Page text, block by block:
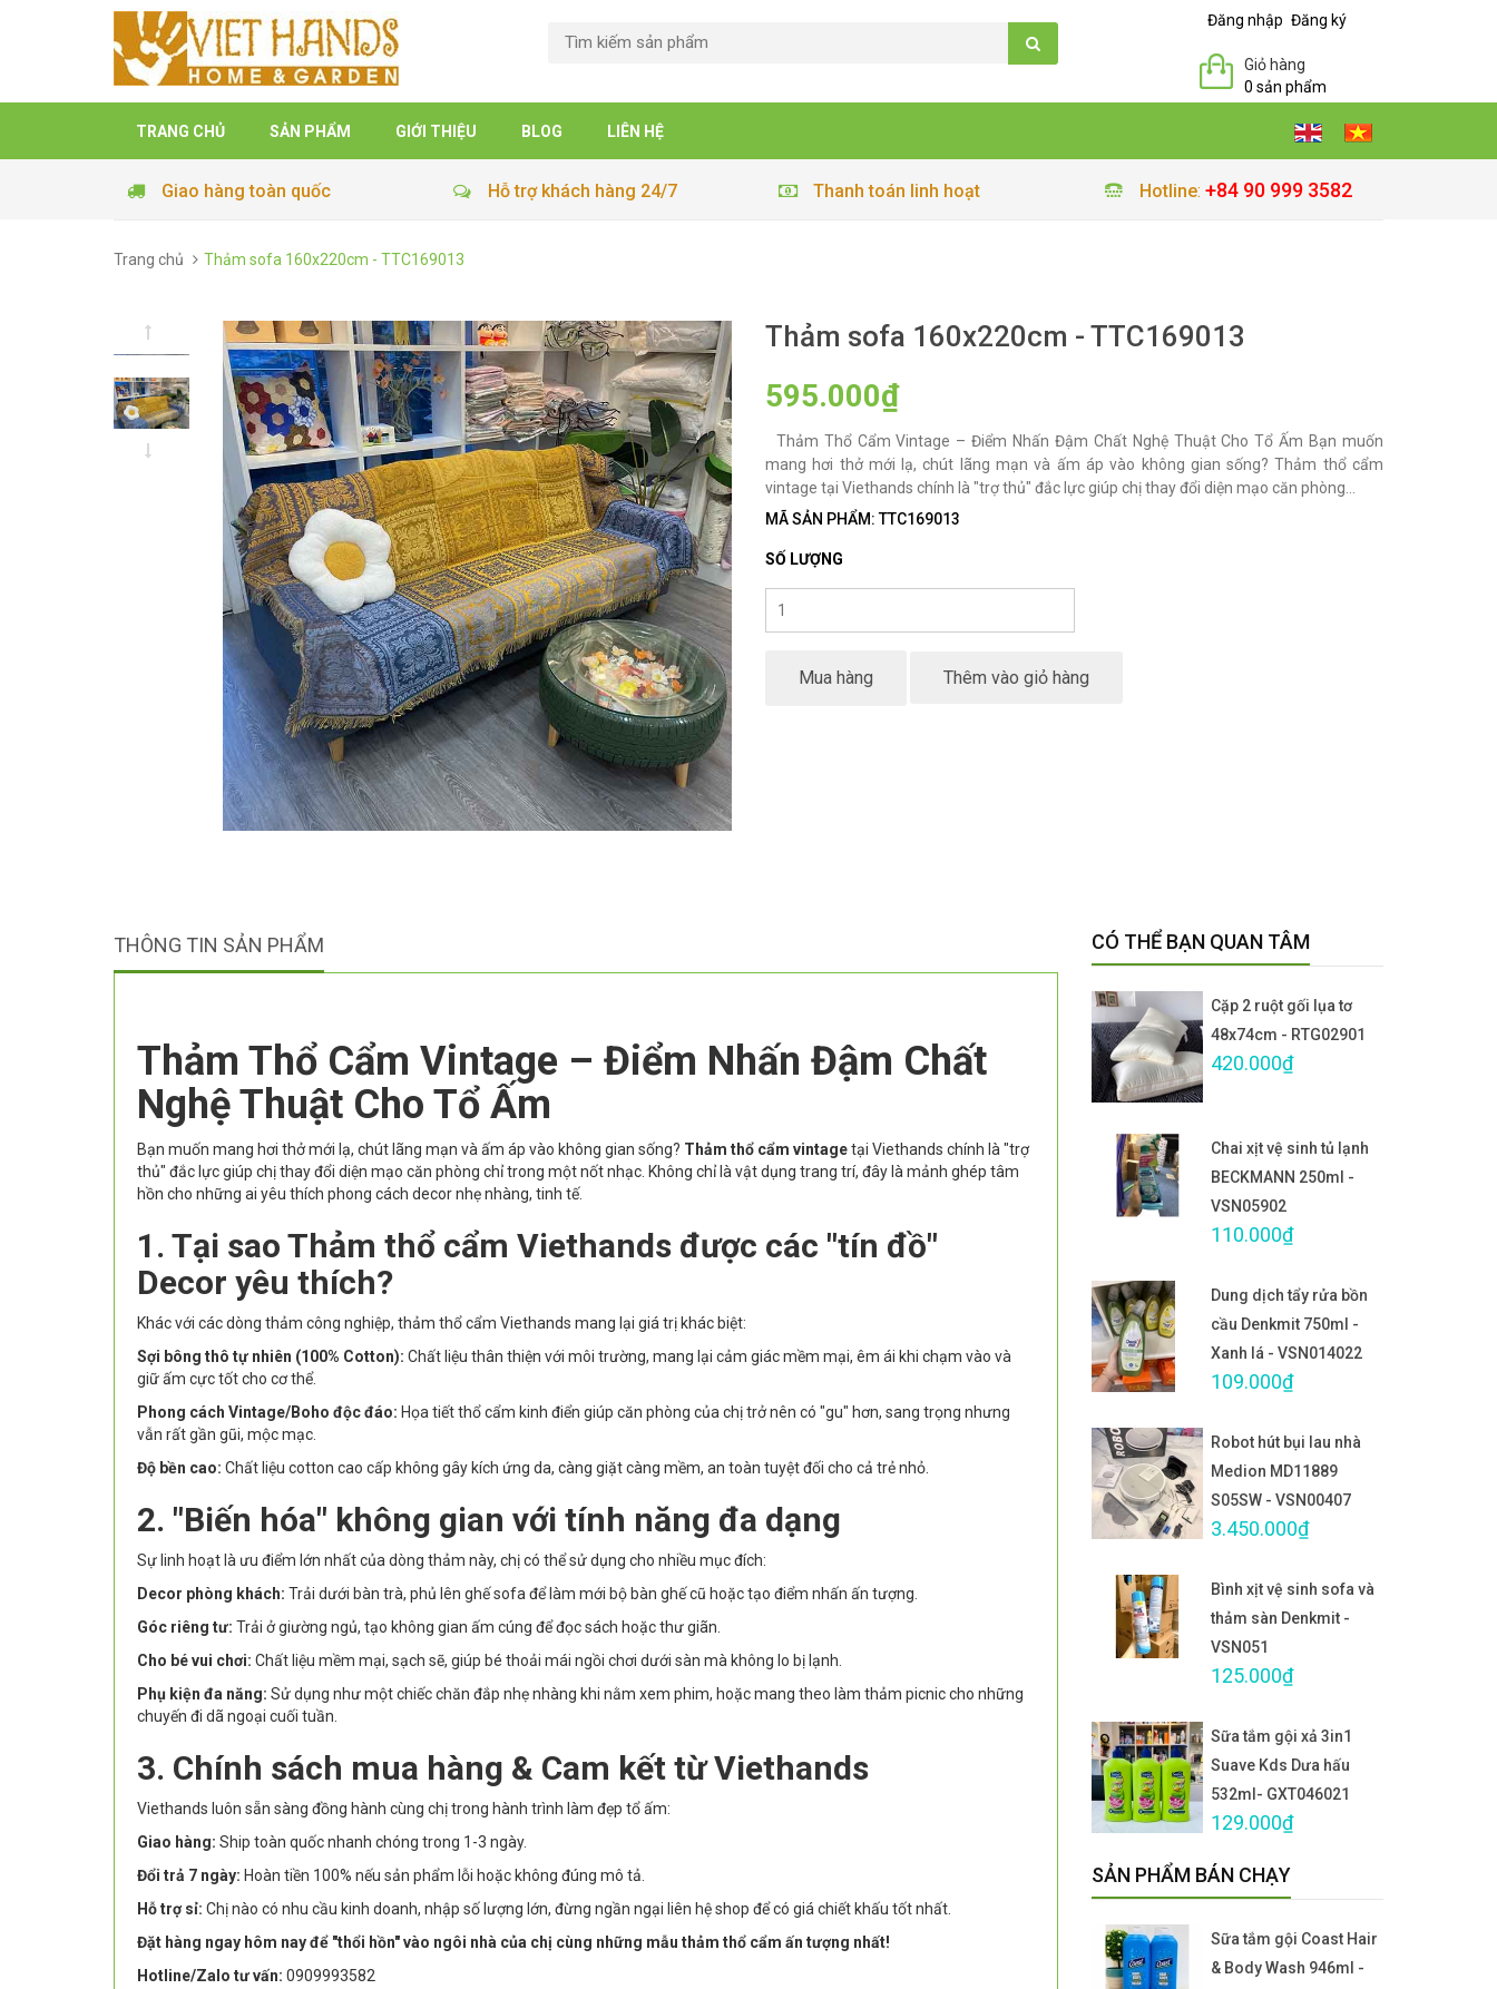
Đăng nhập Đăng ký
Giỏ hàng
0 sản phẩm
TRANG CHỦ SẢN PHẨM GIỚI THIỆU BLOG LIÊN HỆ
Giao hàng toàn quốc Hỗ trợ khách hàng 24/7 Thanh toán linh hoạt Hotline: +84 90 999 3582
Trang chủ Thảm sofa 160x220cm - TTC169013
Thảm sofa 160x220cm - TTC169013
595.000₫
Thảm Thổ Cẩm Vintage – Điểm Nhấn Đậm Chất Nghệ Thuật Cho Tổ Ấm Bạn muốn
mang hơi thở mới lạ, chút lãng mạn và ấm áp vào không gian sống? Thảm thổ cẩm
vintage tại Viethands chính là "trợ thủ" đắc lực giúp chị thay đổi diện mạo căn phòng...
MÃ SẢN PHẨM: TTC169013
SỐ LƯỢNG
Mua hàng Thêm vào giỏ hàng
THÔNG TIN SẢN PHẨM
Thảm Thổ Cẩm Vintage – Điểm Nhấn Đậm Chất
Nghệ Thuật Cho Tổ Ấm
Bạn muốn mang hơi thở mới lạ, chút lãng mạn và ấm áp vào không gian sống? Thảm thổ cẩm vintagetại Viethands chính là "trợ
thủ" đắc lực giúp chị thay đổi diện mạo căn phòng chỉ trong một nốt nhạc. Không chỉ là vật dụng trang trí, đây là mảnh ghép tâm
hồn cho những ai yêu thích phong cách decor nhẹ nhàng, tinh tế.
1. Tại sao Thảm thổ cẩm Viethands được các "tín đồ"
Decor yêu thích?
Khác với các dòng thảm công nghiệp, thảm thổ cẩm Viethands mang lại giá trị khác biệt:
Sợi bông thô tự nhiên (100% Cotton): Chất liệu thân thiện với môi trường, mang lại cảm giác mềm mại, êm ái khi chạm vào và
giữ ấm cực tốt cho cơ thể.
Phong cách Vintage/Boho độc đáo: Họa tiết thổ cẩm kinh điển giúp căn phòng của chị trở nên có "gu" hơn, sang trọng nhưng
vẫn rất gần gũi, mộc mạc.
Độ bền cao: Chất liệu cotton cao cấp không gây kích ứng da, càng giặt càng mềm, an toàn tuyệt đối cho cả trẻ nhỏ.
2. "Biến hóa" không gian với tính năng đa dạng
Sự linh hoạt là ưu điểm lớn nhất của dòng thảm này, chị có thể sử dụng cho nhiều mục đích:
Decor phòng khách: Trải dưới bàn trà, phủ lên ghế sofa để làm mới bộ bàn ghế cũ hoặc tạo điểm nhấn ấn tượng.
Góc riêng tư: Trải ở giường ngủ, tạo không gian ấm cúng để đọc sách hoặc thư giãn.
Cho bé vui chơi: Chất liệu mềm mại, sạch sẽ, giúp bé thoải mái ngồi chơi dưới sàn mà không lo bị lạnh.
Phụ kiện đa năng: Sử dụng như một chiếc chăn đắp nhẹ nhàng khi nằm xem phim, hoặc mang theo làm thảm picnic cho những
chuyến đi dã ngoại cuối tuần.
3. Chính sách mua hàng & Cam kết từ Viethands
Viethands luôn sẵn sàng đồng hành cùng chị trong hành trình làm đẹp tổ ấm:
Giao hàng: Ship toàn quốc nhanh chóng trong 1-3 ngày.
Đổi trả 7 ngày: Hoàn tiền 100% nếu sản phẩm lỗi hoặc không đúng mô tả.
Hỗ trợ sỉ: Chị nào có nhu cầu kinh doanh, nhập số lượng lớn, đừng ngần ngại liên hệ shop để có giá chiết khấu tốt nhất.
Đặt hàng ngay hôm nay để "thổi hồn" vào ngôi nhà của chị cùng những mẫu thảm thổ cẩm ấn tượng nhất!
Hotline/Zalo tư vấn: 0909993582
CÓ THỂ BẠN QUAN TÂM
Cặp 2 ruột gối lụa tơ
48x74cm - RTG02901
420.000₫
Chai xịt vệ sinh tủ lạnh
BECKMANN 250ml -
VSN05902
110.000₫
Dung dịch tẩy rửa bồn
cầu Denkmit 750ml -
Xanh lá - VSN014022
109.000₫
Robot hút bụi lau nhà
Medion MD11889
S05SW - VSN00407
3.450.000₫
Bình xịt vệ sinh sofa và
thảm sàn Denkmit -
VSN051
125.000₫
Sữa tắm gội xả 3in1
Suave Kds Dưa hấu
532ml- GXT046021
129.000₫
SẢN PHẨM BÁN CHẠY
Sữa tắm gội Coast Hair
& Body Wash 946ml -